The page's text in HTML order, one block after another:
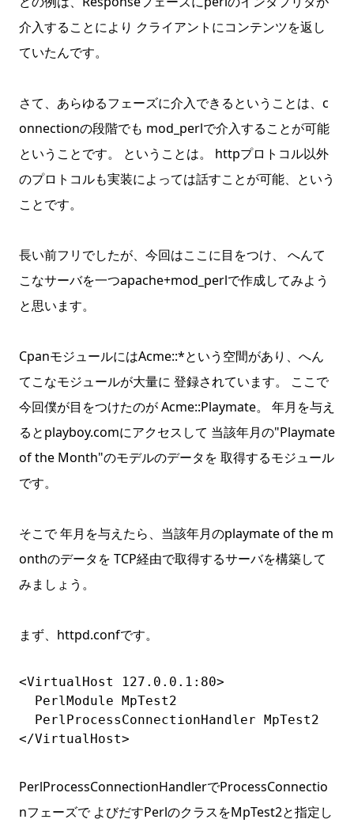
介入することにより クライアントにコンテンツを返し
ていたんです。
さて、あらゆるフェーズに介入できるということは、c
onnectionの段階でも mod_perlで介入することが可能
ということです。 ということは。 httpプロトコル以外
のプロトコルも実装によっては話すことが可能、という
ことです。
長い前フリでしたが、今回はここに目をつけ、 へんて
こなサーバを一つapache+mod_perlで作成してみよう
と思います。
CpanモジュールにはAcme::*という空間があり、へん
てこなモジュールが大量に 登録されています。 ここで
今回僕が目をつけたのが Acme::Playmate。 年月を与え
るとplayboy.comにアクセスして 当該年月の"Playmate
of the Month"のモデルのデータを 取得するモジュール
です。
そこで 年月を与えたら、当該年月のplaymate of the m
onthのデータを TCP経由で取得するサーバを構築して
みましょう。
まず、httpd.confです。
<VirtualHost 127.0.0.1:80>
  PerlModule MpTest2
  PerlProcessConnectionHandler MpTest2
</VirtualHost>
PerlProcessConnectionHandlerでProcessConnectio
nフェーズで よびだすPerlのクラスをMpTest2と指定し